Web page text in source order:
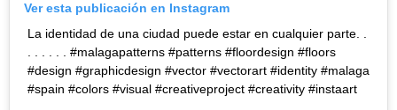
Ver esta publicación en Instagram
La identidad de una ciudad puede estar en cualquier parte. .
. . . . . . #malagapatterns #patterns #floordesign #floors
#design #graphicdesign #vector #vectorart #identity #malaga
#spain #colors #visual #creativeproject #creativity #instaart